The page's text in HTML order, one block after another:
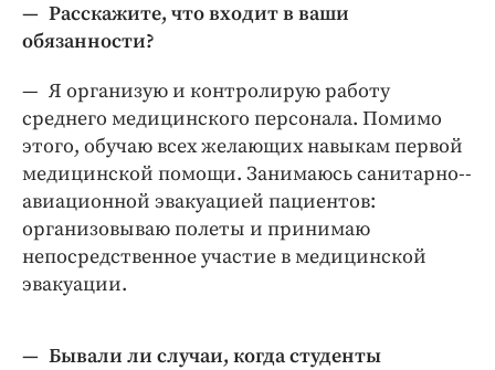
— Расскажите, что входит в ваши
обязанности?
— Я организую и контролирую работу
среднего медицинского персонала. Помимо
этого, обучаю всех желающих навыкам первой
медицинской помощи. Занимаюсь санитарно-­
авиационной эвакуацией пациентов:
организовываю полеты и принимаю
непосредственное участие в медицинской
эвакуации.
— Бывали ли случаи, когда студенты